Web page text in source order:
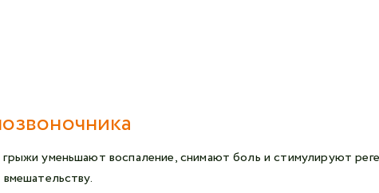
уменьшают воспаление, снимают боль и стимулируют